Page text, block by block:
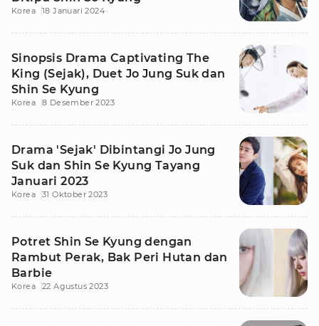
Korea 18 Januari 2024
Sinopsis Drama Captivating The
King (Sejak), Duet Jo Jung Suk dan
Shin Se Kyung
Korea 8 Desember 2023
Drama 'Sejak' Dibintangi Jo Jung
Suk dan Shin Se Kyung Tayang
Januari 2023
Korea 31 Oktober 2023
Potret Shin Se Kyung dengan
Rambut Perak, Bak Peri Hutan dan
Barbie
Korea 22 Agustus 2023